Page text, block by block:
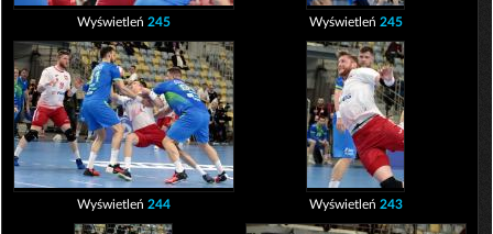
Wyświetleń 245 Wyświetleń 245
Wyświetleń 244 Wyświetleń 243